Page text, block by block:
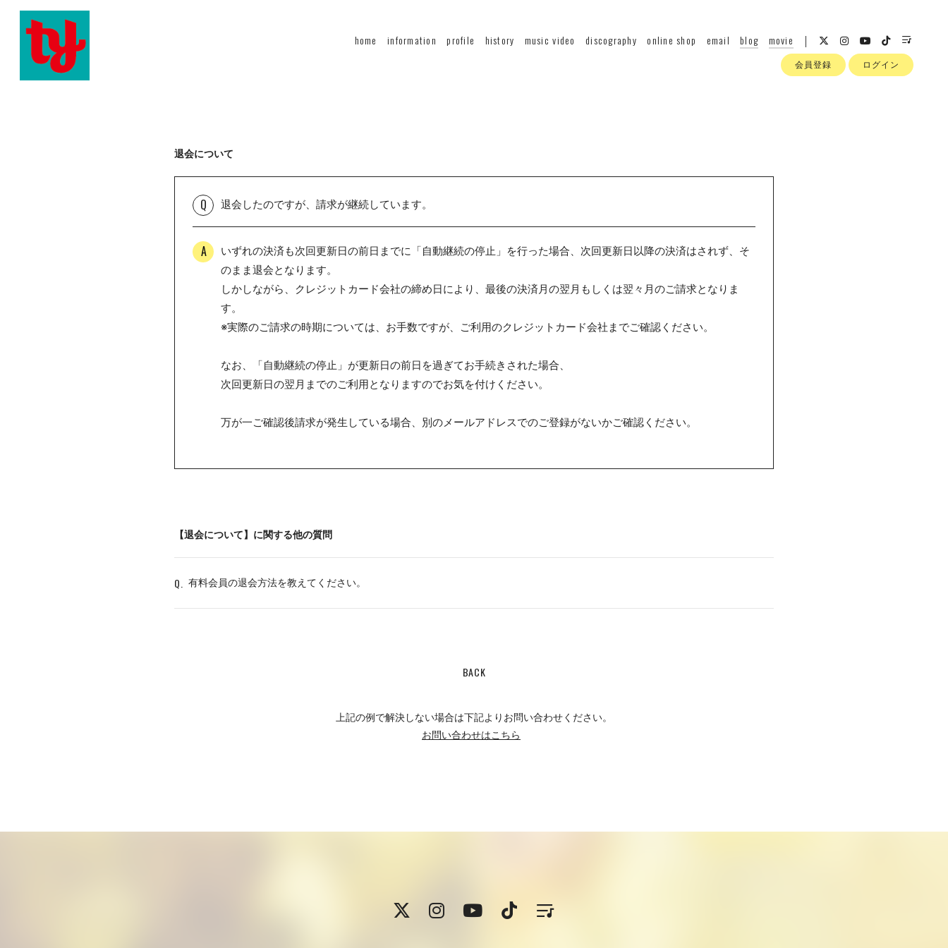
home information profile history music video discography online shop email blog movie
会員登録 ログイン
退会について
Q 退会したのですが、請求が継続しています。
A
いずれの決済も次回更新日の前日までに「自動継続の停止」を行った場合、次回更新日以降の決済はされず、そ
のまま退会となります。
しかしながら、クレジットカード会社の締め日により、最後の決済月の翌月もしくは翌々月のご請求となりま
す。
※実際のご請求の時期については、お手数ですが、ご利用のクレジットカード会社までご確認ください。
なお、「自動継続の停止」が更新日の前日を過ぎてお手続きされた場合、
次回更新日の翌月までのご利用となりますのでお気を付けください。
万が一ご確認後請求が発生している場合、別のメールアドレスでのご登録がないかご確認ください。
【退会について】に関する他の質問
Q. 有料会員の退会方法を教えてください。
BACK
上記の例で解決しない場合は下記よりお問い合わせください。
お問い合わせはこちら